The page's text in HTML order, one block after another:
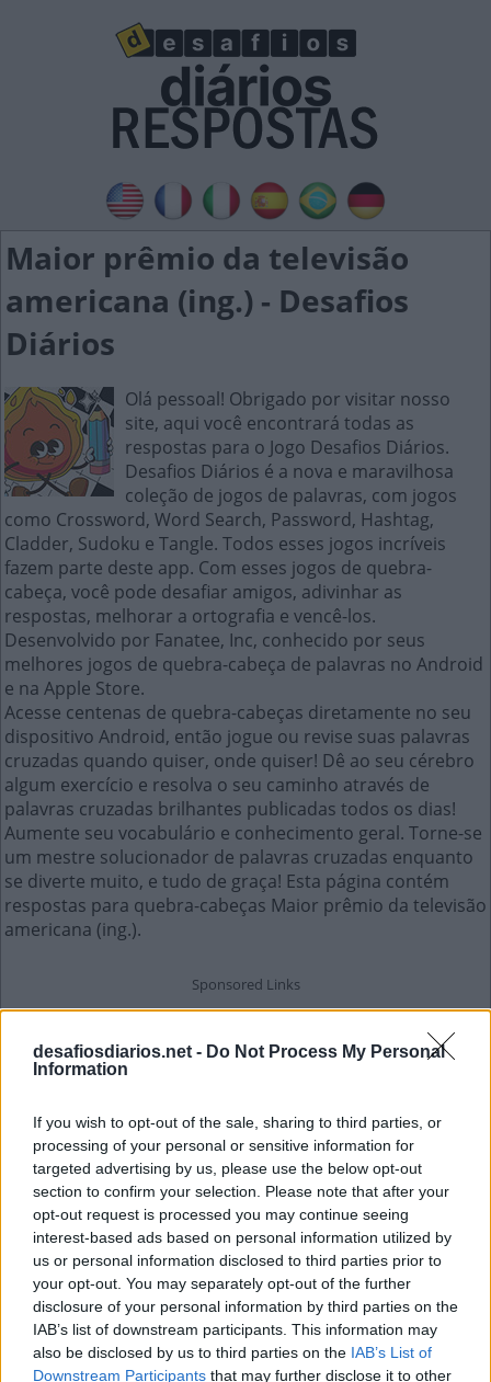
desafiosdiarios.net - Do Not Process My Personal
Information
If you wish to opt-out of the sale, sharing to third parties, or
processing of your personal or sensitive information for
targeted advertising by us, please use the below opt-out
section to confirm your selection. Please note that after your
opt-out request is processed you may continue seeing
interest-based ads based on personal information utilized by
us or personal information disclosed to third parties prior to
your opt-out. You may separately opt-out of the further
disclosure of your personal information by third parties on the
IAB’s list of downstream participants. This information may
also be disclosed by us to third parties on the IAB’s List of
Downstream Participants that may further disclose it to other
Maior prêmio da televisão
americana (ing.) - Desafios
Diários
Olá pessoal! Obrigado por visitar nosso
site, aqui você encontrará todas as
respostas para o Jogo Desafios Diários.
Desafios Diários é a nova e maravilhosa
coleção de jogos de palavras, com jogos
como Crossword, Word Search, Password, Hashtag,
Cladder, Sudoku e Tangle. Todos esses jogos incríveis
fazem parte deste app. Com esses jogos de quebra-
cabeça, você pode desafiar amigos, adivinhar as
respostas, melhorar a ortografia e vencê-los.
Desenvolvido por Fanatee, Inc, conhecido por seus
melhores jogos de quebra-cabeça de palavras no Android
e na Apple Store.
Acesse centenas de quebra-cabeças diretamente no seu
dispositivo Android, então jogue ou revise suas palavras
cruzadas quando quiser, onde quiser! Dê ao seu cérebro
algum exercício e resolva o seu caminho através de
palavras cruzadas brilhantes publicadas todos os dias!
Aumente seu vocabulário e conhecimento geral. Torne-se
um mestre solucionador de palavras cruzadas enquanto
se diverte muito, e tudo de graça! Esta página contém
respostas para quebra-cabeças Maior prêmio da televisão
americana (ing.).